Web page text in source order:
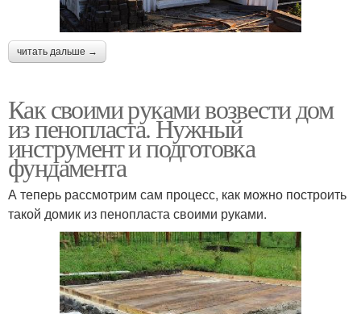
читать дальше →
Как своими руками возвести дом
из пенопласта. Нужный
инструмент и подготовка
фундамента
А теперь рассмотрим сам процесс, как можно построить
такой домик из пенопласта своими руками.